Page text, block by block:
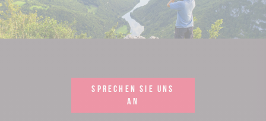
SPRECHEN SIE UNS
AN